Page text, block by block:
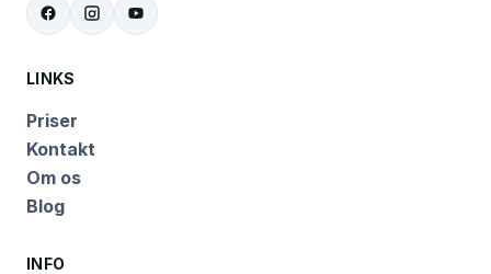
LINKS
Priser
Kontakt
Om os
Blog
INFO